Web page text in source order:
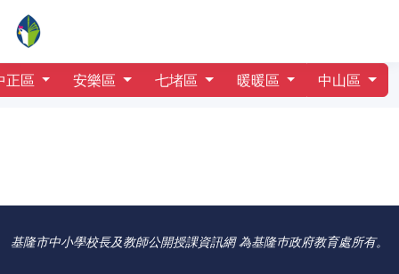
行事曆中興國小
正區 安樂區 七堵區 暖暖區 中山區
基隆市中小學校長及教師公開授課資訊網 為基隆巿政府教育處所有。